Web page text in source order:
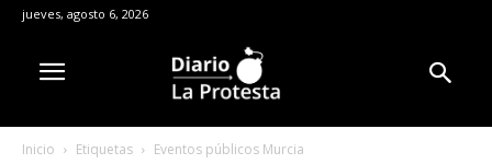
jueves, agosto 6, 2026
Inicio Etiquetas Eventos públicos Murcia